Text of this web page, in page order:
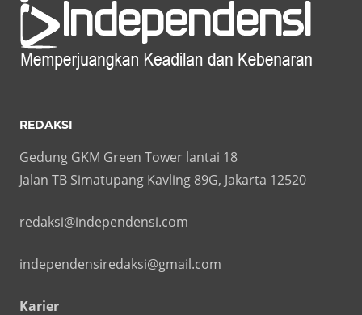
REDAKSI
Gedung GKM Green Tower lantai 18
Jalan TB Simatupang Kavling 89G, Jakarta 12520
redaksi@independensi.com
independensiredaksi@gmail.com
Karier